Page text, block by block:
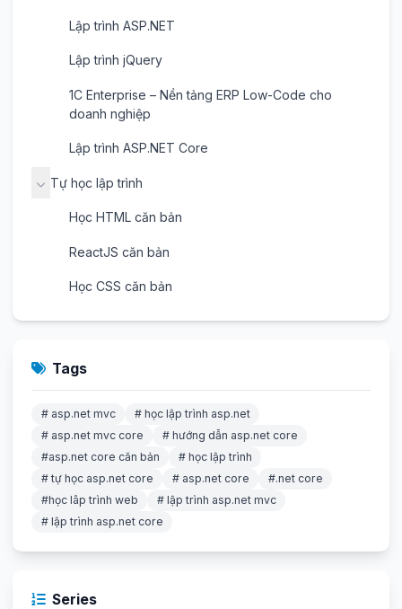
Lập trình ASP.NET
Lập trình jQuery
1C Enterprise – Nền tảng ERP Low-Code cho
doanh nghiệp
Lập trình ASP.NET Core
Tự học lập trình
Học HTML căn bản
ReactJS căn bản
Học CSS căn bản
Tags
# asp.net mvc
# học lập trình asp.net
# asp.net mvc core
# hướng dẫn asp.net core
#asp.net core căn bản
# học lập trình
# tự học asp.net core
# asp.net core
#.net core
#học lâp trình web
# lập trình asp.net mvc
# lập trình asp.net core
Series